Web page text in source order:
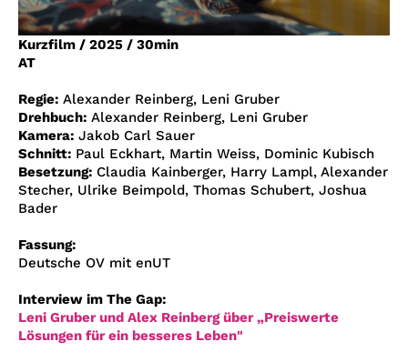
Suche
Kurzfilm / 2025 / 30min
AT
Regie: Alexander Reinberg, Leni Gruber
Drehbuch: Alexander Reinberg, Leni Gruber
Kamera: Jakob Carl Sauer
Schnitt: Paul Eckhart, Martin Weiss, Dominic Kubisch
Besetzung: Claudia Kainberger, Harry Lampl, Alexander
Stecher, Ulrike Beimpold, Thomas Schubert, Joshua
Bader
Fassung:
Deutsche OV mit enUT
Interview im The Gap:
Leni Gruber und Alex Reinberg über „Preiswerte
Lösungen für ein besseres Leben"